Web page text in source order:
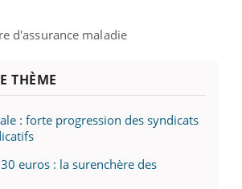
d'assurance maladie
THÈME
: forte progression des syndicats
euros : la surenchère des